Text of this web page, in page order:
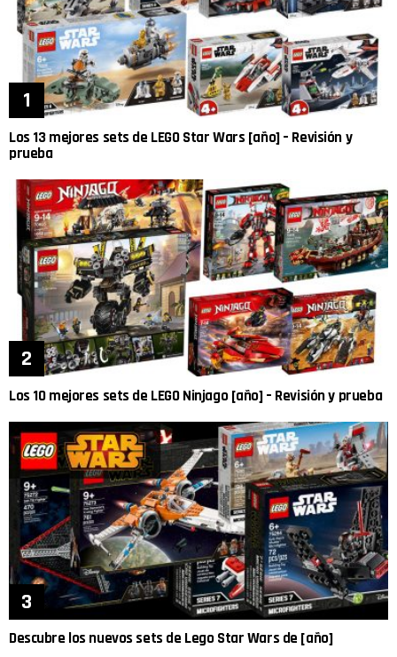
Los 13 mejores sets de LEGO Star Wars [año] – Revisión y
prueba
Los 10 mejores sets de LEGO Ninjago [año] – Revisión y prueba
Descubre los nuevos sets de Lego Star Wars de [año]